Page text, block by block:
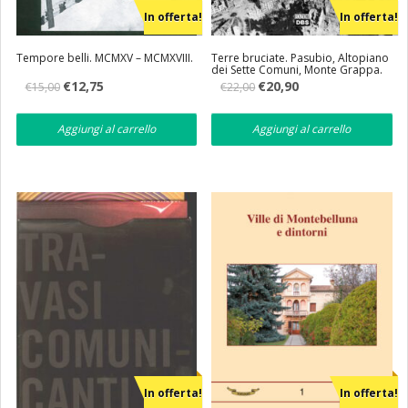
In offerta!
Tempore belli. MCMXV – MCMXVIII.
€15,00 Il
originale
era:
€12,75Il
attuale
è:
Aggiungi al carrello
In offerta!
Terre bruciate. Pasubio, Altopiano
dei Sette Comuni, Monte Grappa.
€22,00 Il
originale
era:
€20,90Il
attuale
è:
Aggiungi al carrello
In offerta! In offerta!